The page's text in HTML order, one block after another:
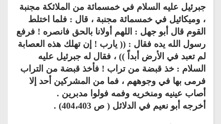
جبرئيل عليه السلام في خمسمائة من الملائكة مجنبة
، وميكائيل في خمسمائة مجنبة ، قال : فلما اختلط
القوم قال أبو جهل : اللهم أولانا بالحق فانصره ! فرفع
رسول الله يده فقال : (( يارب ! إن تهلك هذه العصابة
لم تعبد في الأرض أبداً )) ، فقال له جبرئيل عليه
السلام : خذ قبضة من تراب ! فأخذ قبضة من التراب
فرمى بها في وجوههم ، فما من المشركين أحد إلا
أصاب عينيه ومنخريه وفمه فولوا مدبرين .
أخرجه أبو نعيم في الدلائل ( ص 404،403) .